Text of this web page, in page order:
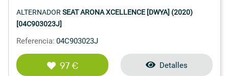
ALTERNADOR SEAT ARONA XCELLENCE [DWYA] (2020)
[04C903023J]
Referencia: 04C903023J
97 € Detalles